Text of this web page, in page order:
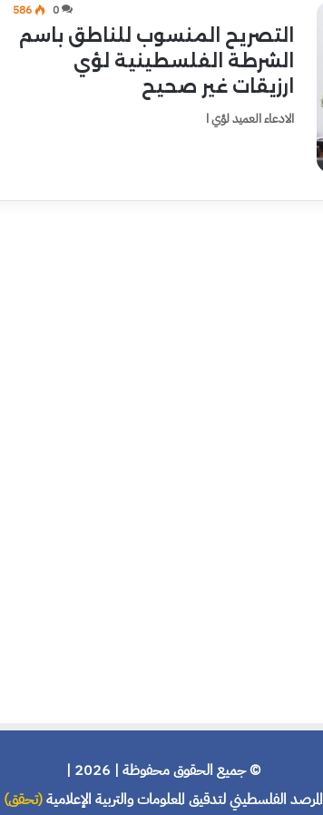
0
586
التصريح المنسوب للناطق باسم
الشرطة الفلسطينية لؤي
ارزيقات غير صحيح
الادعاء العميد لؤي ا
© جميع الحقوق محفوظة | 2026 |
المرصد الفلسطيني لتدقيق المعلومات والتربية الإعلامية(تحقق)